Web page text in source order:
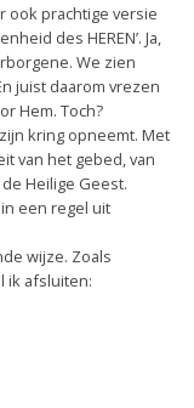
ook prachtige versie
des HEREN’. Ja,
We zien
juist daarom vrezen
Hem. Toch?
kring opneemt. Met
van het gebed, van
Heilige Geest.
een regel uit
wijze. Zoals
ik afsluiten: